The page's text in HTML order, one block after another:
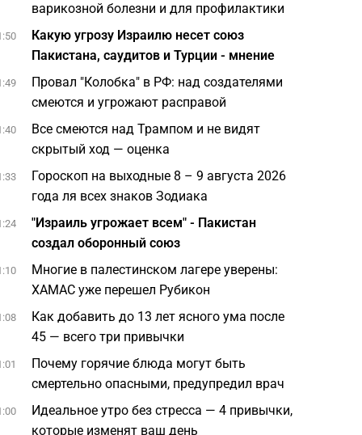
варикозной болезни и для профилактики
Какую угрозу Израилю несет союз
Пакистана, саудитов и Турции - мнение
Провал "Колобка" в РФ: над создателями
смеются и угрожают расправой
Все смеются над Трампом и не видят
скрытый ход — оценка
Гороскоп на выходные 8 – 9 августа 2026
года ля всех знаков Зодиака
"Израиль угрожает всем" - Пакистан
создал оборонный союз
Многие в палестинском лагере уверены:
ХАМАС уже перешел Рубикон
Как добавить до 13 лет ясного ума после
45 — всего три привычки
Почему горячие блюда могут быть
смертельно опасными, предупредил врач
Идеальное утро без стресса — 4 привычки,
которые изменят ваш день